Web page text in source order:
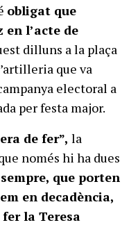
obligat que
en l’acte de
dilluns a la plaça
que va
electoral a
per festa major.
de fer”, la
només hi ha dues
que porten
en decadència,
la Teresa